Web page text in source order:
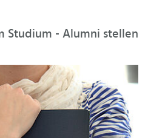
Studium - Alumni stellen